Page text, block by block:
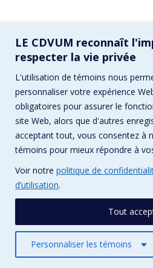
LE CDVUM reconnaît
respecter la vie privée
L'utilisation de témoins nous
personnaliser votre expérience
obligatoires pour assurer le
site Web, alors que d'autres
acceptant tout, vous consentez à
témoins pour mieux répondre à
Voir notre politique de
d’utilisation.
Personnaliser les témoins
Tout
© CDVUM /
Menu